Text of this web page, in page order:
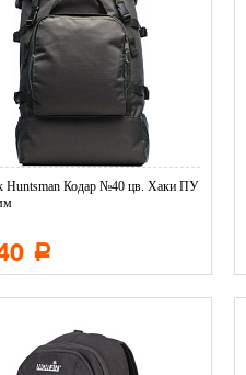
Huntsman Кодар №40 цв. Хаки ПУ
Р